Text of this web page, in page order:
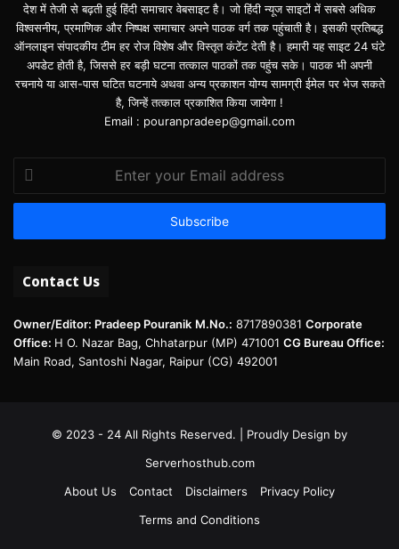
देश में तेजी से बढ़ती हुई हिंदी समाचार वेबसाइट है। जो हिंदी न्यूज साइटों में सबसे अधिक
विश्वसनीय, प्रमाणिक और निष्पक्ष समाचार अपने पाठक वर्ग तक पहुंचाती है। इसकी प्रतिबद्ध
ऑनलाइन संपादकीय टीम हर रोज विशेष और विस्तृत कंटेंट देती है। हमारी यह साइट 24 घंटे
अपडेट होती है, जिससे हर बड़ी घटना तत्काल पाठकों तक पहुंच सके। पाठक भी अपनी
रचनाये या आस-पास घटित घटनाये अथवा अन्य प्रकाशन योग्य सामग्री ईमेल पर भेज सकते
है, जिन्हें तत्काल प्रकाशित किया जायेगा !
Email : pouranpradeep@gmail.com
your
Email
Contact Us
Owner/Editor: Pradeep Pouranik M.No.: 8717890381 Corporate
Office: H O. Nazar Bag, Chhatarpur (MP) 471001 CG Bureau Office:
Main Road, Santoshi Nagar, Raipur (CG) 492001
© 2023 - 24 All Rights Reserved. | Proudly Design by
Serverhosthub.com
About Us
Contact Disclaimers
Privacy Policy
Terms and Conditions